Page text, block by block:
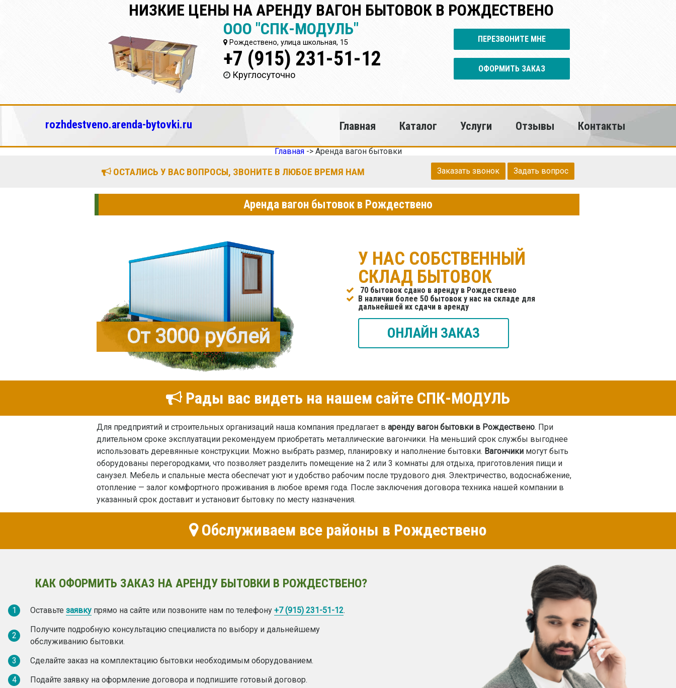
НИЗКИЕ ЦЕНЫ НА АРЕНДУ ВАГОН БЫТОВОК В РОЖДЕСТВЕНО
ООО "СПК-МОДУЛЬ"
Рождествено, улица школьная, 15
+7 (915) 231-51-12
Круглосуточно
ПЕРЕЗВОНИТЕ МНЕ
ОФОРМИТЬ ЗАКАЗ
rozhdestveno.arenda-bytovki.ru Главная Каталог Услуги Отзывы Контакты
Главная-> Аренда вагон бытовки
ОСТАЛИСЬ У ВАС ВОПРОСЫ, ЗВОНИТЕ В ЛЮБОЕ ВРЕМЯ НАМ Заказать звонок Задать вопрос
Аренда вагон бытовок в Рождествено
От 3000 рублей
У НАС СОБСТВЕННЫЙ
СКЛАД БЫТОВОК
70 бытовок сдано в аренду в Рождествено
В наличии более 50 бытовок у нас на складе для
дальнейшей их сдачи в аренду
ОНЛАЙН ЗАКАЗ
Рады вас видеть на нашем сайте СПК-МОДУЛЬ
Для предприятий и строительных организаций наша компания предлагает в аренду вагон бытовки в Рождествено. При
длительном сроке эксплуатации рекомендуем приобретать металлические вагончики. На меньший срок службы выгоднее
использовать деревянные конструкции. Можно выбрать размер, планировку и наполнение бытовки. Вагончики могут быть
оборудованы перегородками, что позволяет разделить помещение на 2 или 3 комнаты для отдыха, приготовления пищи и
санузел. Мебель и спальные места обеспечат уют и удобство рабочим после трудового дня. Электричество, водоснабжение,
отопление — залог комфортного проживания в любое время года. После заключения договора техника нашей компании в
указанный срок доставит и установит бытовку по месту назначения.
Обслуживаем все районы в Рождествено
КАК ОФОРМИТЬ ЗАКАЗ НА АРЕНДУ БЫТОВКИ В РОЖДЕСТВЕНО?
1 Оставьте заявку прямо на сайте или позвоните нам по телефону +7 (915) 231-51-12.
2
Получите подробную консультацию специалиста по выбору и дальнейшему
обслуживанию бытовки.
3
Сделайте заказ на комплектацию бытовки необходимым оборудованием.
4
Подайте заявку на оформление договора и подпишите готовый договор.